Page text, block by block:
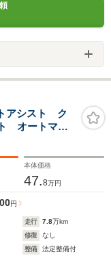
アシスト ク
オートマチ
ーレスエン
ートライト
本体価格
47.8万円
円
走行 7.8万km
修復
なし
整備
法定整備付